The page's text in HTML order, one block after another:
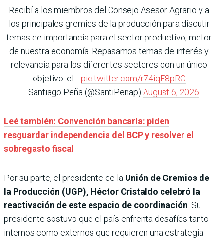
Recibí a los miembros del Consejo Asesor Agrario y a
los principales gremios de la producción para discutir
temas de importancia para el sector productivo, motor
de nuestra economía. Repasamos temas de interés y
relevancia para los diferentes sectores con un único
objetivo: el… pic.twitter.com/r74iqF8pRG
— Santiago Peña (@SantiPenap) August 6, 2026
Leé también: Convención bancaria: piden
resguardar independencia del BCP y resolver el
sobregasto fiscal
Por su parte, el presidente de la Unión de Gremios de
la Producción (UGP), Héctor Cristaldo celebró la
reactivación de este espacio de coordinación . Su
presidente sostuvo que el país enfrenta desafíos tanto
internos como externos que requieren una estrategia